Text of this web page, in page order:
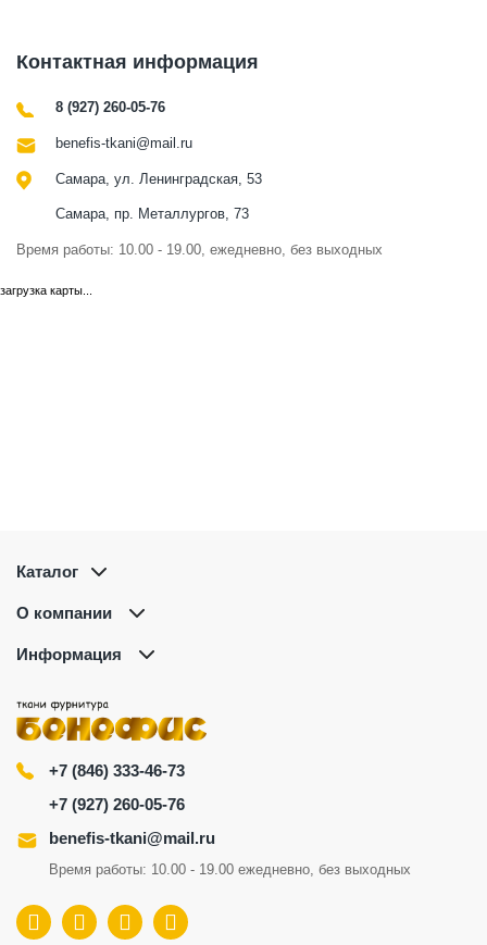
Контактная информация
8 (927) 260-05-76
benefis-tkani@mail.ru
Самара, ул. Ленинградская, 53
Самара, пр. Металлургов, 73
Время работы: 10.00 - 19.00, ежедневно, без выходных
загрузка карты...
Каталог
О компании
Информация
+7 (846) 333-46-73
+7 (927) 260-05-76
benefis-tkani@mail.ru
Время работы: 10.00 - 19.00 ежедневно, без выходных